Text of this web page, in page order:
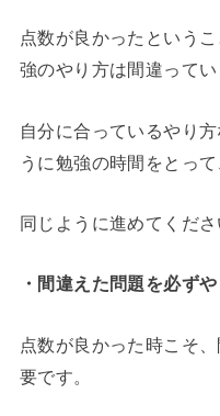
点数が良かったという
強のやり方は間違ってい
自分に合っているやり
うに勉強の時間をとって
同じように進めてくださ
・間違えた問題を必ず
点数が良かった時こそ
要です。